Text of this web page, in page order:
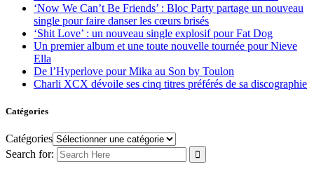
‘Now We Can’t Be Friends’ : Bloc Party partage un nouveau
single pour faire danser les cœurs brisés
‘Shit Love’ : un nouveau single explosif pour Fat Dog
Un premier album et une toute nouvelle tournée pour Nieve
Ella
De l’Hyperlove pour Mika au Son by Toulon
Charli XCX dévoile ses cinq titres préférés de sa discographie
Catégories
Catégories
Search for: